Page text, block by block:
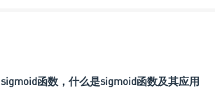
sigmoid函数，什么是sigmoid函数及其应用